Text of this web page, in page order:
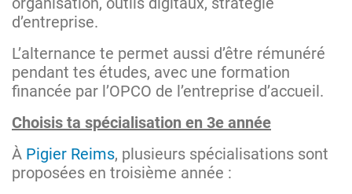
d’entreprise.
L’alternance te permet aussi d’être rémunéré
pendant tes études, avec une formation
financée par l’OPCO de l’entreprise d’accueil.
Choisis ta spécialisation en 3e année
À Pigier Reims, plusieurs spécialisations sont
proposées en troisième année :